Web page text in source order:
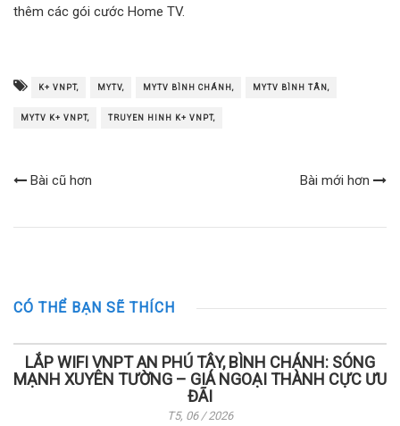
thêm các gói cước Home TV.
K+ VNPT, MYTV, MYTV BÌNH CHÁNH, MYTV BÌNH TÂN,
MYTV K+ VNPT, TRUYEN HINH K+ VNPT,
Bài cũ hơn Bài mới hơn
CÓ THỂ BẠN SẼ THÍCH
LẮP WIFI VNPT AN PHÚ TÂY, BÌNH CHÁNH: SÓNG
MẠNH XUYÊN TƯỜNG – GIÁ NGOẠI THÀNH CỰC ƯU
ĐÃI
T5, 06 / 2026